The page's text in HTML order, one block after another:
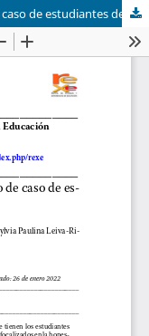
La deshonestidad académica: estudio de caso de estudiantes de ciencias empresariales